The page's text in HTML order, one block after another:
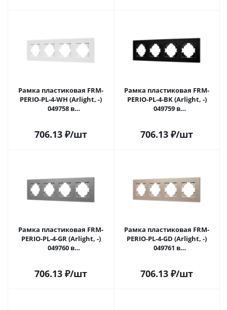
Рамка пластиковая FRM-
PERIO-PL-4-WH (Arlight, -)
049758 в
706.13 ₽/шт
Рамка пластиковая FRM-
PERIO-PL-4-BK (Arlight, -)
049759 в
706.13 ₽/шт
Рамка пластиковая FRM-
PERIO-PL-4-GR (Arlight, -)
049760 в
706.13 ₽/шт
Рамка пластиковая FRM-
PERIO-PL-4-GD (Arlight, -)
049761 в
706.13 ₽/шт